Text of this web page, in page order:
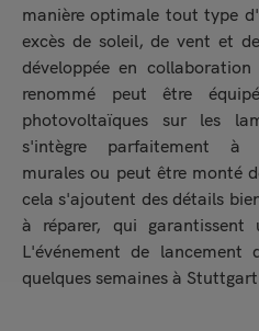
manière optimale tout type
excès de soleil, de vent et
développée en
renommé peut être
photovoltaïques sur les
s'intègre parfaitement à
murales ou peut être monté
cela s'ajoutent des détails
à réparer, qui garantissent
L'événement de
quelques semaines à